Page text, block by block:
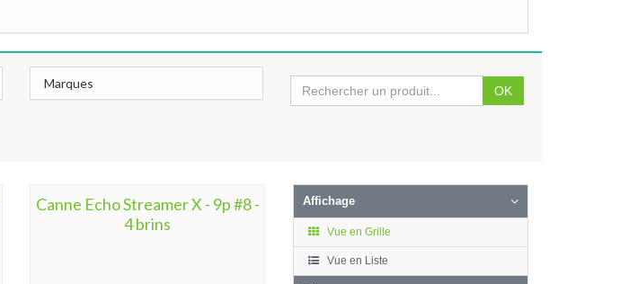
Marques OK
Canne Echo Streamer X - 9p #8 -
4 brins
Affichage
Vue en Grille
Vue en Liste